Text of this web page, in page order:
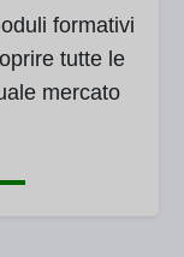
formativi
tutte le
mercato